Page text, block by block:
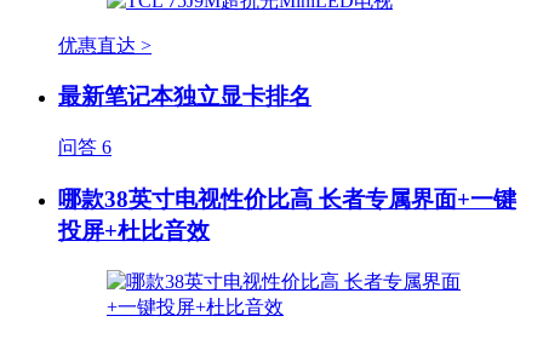
优惠直达 >
最新笔记本独立显卡排名
问答 6
哪款38英寸电视性价比高 长者专属界面+一键
投屏+杜比音效